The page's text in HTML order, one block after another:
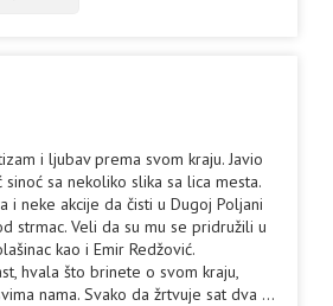
i ljubav prema svom kraju. Javio
sa nekoliko slika sa lica mesta.
i neke akcije da čisti u Dugoj Poljani
strmac. Veli da su mu se pridružili u
kao i Emir Redžović.
hvala što brinete o svom kraju,
nama. Svako da žrtvuje sat dva ...